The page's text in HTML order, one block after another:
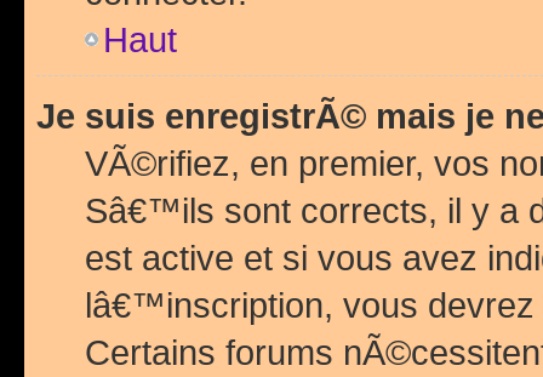
Haut
Je suis enregistrÃ© mais je
VÃ©rifiez, en premier, vos
Sâ€™ils sont corrects, il y a
est active et si vous avez
lâ€™inscription, vous
Certains forums